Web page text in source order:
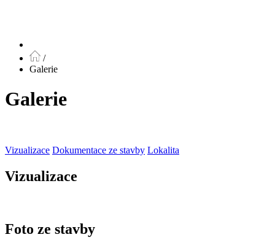
/
Galerie
Galerie
Vizualizace Dokumentace ze stavby Lokalita
Vizualizace
Foto ze stavby